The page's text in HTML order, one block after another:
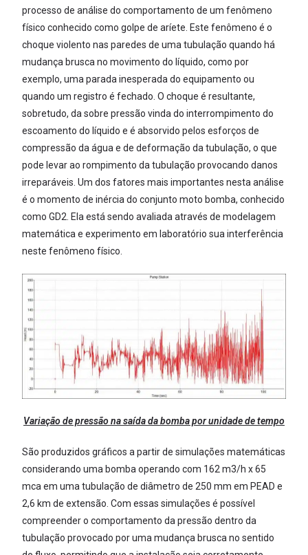
processo de análise do comportamento de um fenômeno
físico conhecido como golpe de aríete. Este fenômeno é o
choque violento nas paredes de uma tubulação quando há
mudança brusca no movimento do líquido, como por
exemplo, uma parada inesperada do equipamento ou
quando um registro é fechado. O choque é resultante,
sobretudo, da sobre pressão vinda do interrompimento do
escoamento do líquido e é absorvido pelos esforços de
compressão da água e de deformação da tubulação, o que
pode levar ao rompimento da tubulação provocando danos
irreparáveis. Um dos fatores mais importantes nesta análise
é o momento de inércia do conjunto moto bomba, conhecido
como GD2. Ela está sendo avaliada através de modelagem
matemática e experimento em laboratório sua interferência
neste fenômeno físico.
Variação de pressão na saída da bomba por unidade de tempo
São produzidos gráficos a partir de simulações matemáticas
considerando uma bomba operando com 162 m3/h x 65
mca em uma tubulação de diâmetro de 250 mm em PEAD e
2,6 km de extensão. Com essas simulações é possível
compreender o comportamento da pressão dentro da
tubulação provocado por uma mudança brusca no sentido